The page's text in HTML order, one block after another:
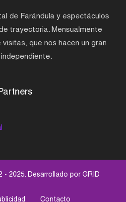
de Farándula y espectáculos
trayectoria. Mensualmente
que nos hacen un gran
- 2025. Desarrollado porGRID
Contacto